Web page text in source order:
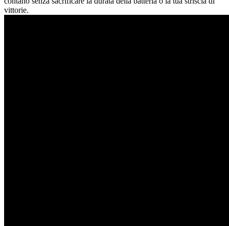
vittorie.